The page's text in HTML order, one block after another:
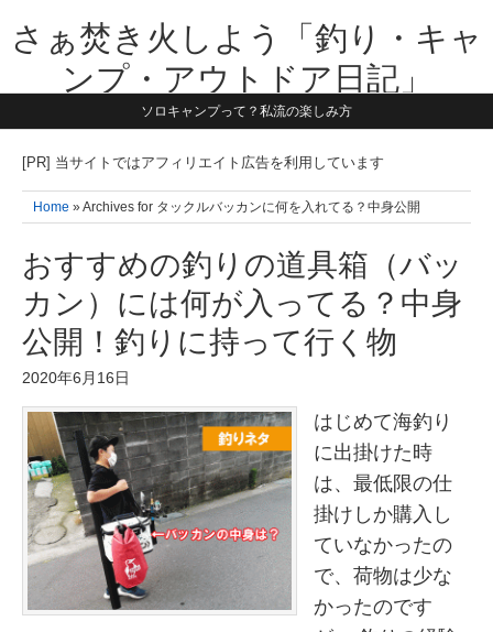
さぁ焚き火しよう「釣り・キャ
ンプ・アウトドア日記」
【テーマは子供と一緒に本気で遊ぶ】1981年うまれ・横浜在住。妻と3
す。同じ世代のお父さんに読んで頂けたら嬉しいです！よろしくお願い
ソロキャンプって？私流の楽しみ方
[PR] 当サイトではアフィリエイト広告を利用しています
Home » Archives for タックルバッカンに何を入れてる？中身公開
おすすめの釣りの道具箱（バッ
カン）には何が入ってる？中身
公開！釣りに持って行く物
2020年6月16日
はじめて海釣り
に出掛けた時
は、最低限の仕
掛けしか購入し
ていなかったの
で、荷物は少な
かったのです